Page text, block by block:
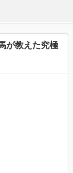
が教えた究極